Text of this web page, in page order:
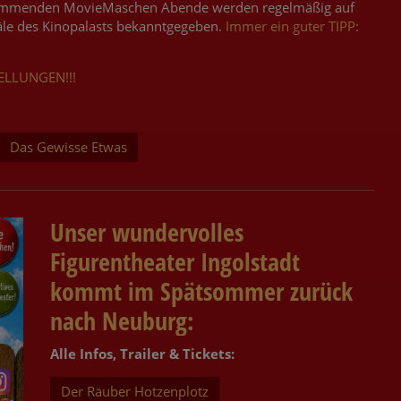
MovieMaschen Abende werden regelmäßig auf
des Kinopalasts bekanntgegeben. Immer ein guter TIPP:
Das Gewisse Etwas
Unser wundervolles
Figurentheater Ingolstadt
kommt im Spätsommer zurück
nach Neuburg:
Alle Infos, Trailer & Tickets:
Der Räuber Hotzenplotz